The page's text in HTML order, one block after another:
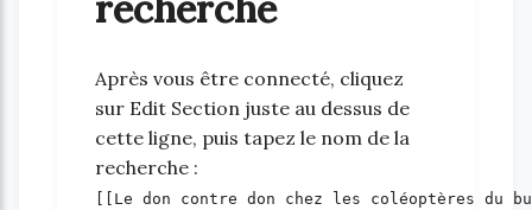
Après vous être connecté, cliquez
sur Edit Section juste au dessus de
cette ligne, puis tapez le nom de la
recherche :
[[Le don contre don chez les coléoptères du